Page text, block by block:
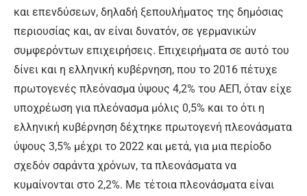
και επενδύσεων, δηλαδή ξεπουλήματος της δημόσιας
περιουσίας και, αν είναι δυνατόν, σε γερμανικών
συμφερόντων επιχειρήσεις. Επιχειρήματα σε αυτό του
δίνει και η ελληνική κυβέρνηση, που το 2016 πέτυχε
πρωτογενές πλεόνασμα ύψους 4,2% του ΑΕΠ, όταν είχε
υποχρέωση για πλεόνασμα μόλις 0,5% και το ότι η
ελληνική κυβέρνηση δέχτηκε πρωτογενή πλεονάσματα
ύψους 3,5% μέχρι το 2022 και μετά, για μια περίοδο
σχεδόν σαράντα χρόνων, τα πλεονάσματα να
κυμαίνονται στο 2,2%. Με τέτοια πλεονάσματα είναι